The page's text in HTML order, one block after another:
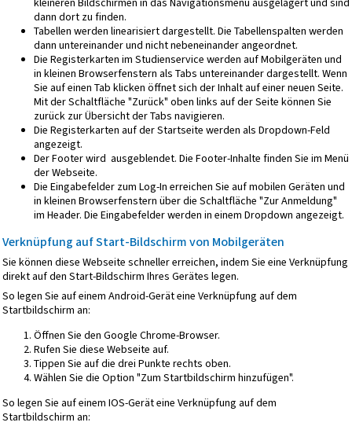
kleineren Bildschirmen in das Navigationsmenü ausgelagert und sind
dann dort zu finden.
Tabellen werden linearisiert dargestellt. Die Tabellenspalten werden
dann untereinander und nicht nebeneinander angeordnet.
Die Registerkarten im Studienservice werden auf Mobilgeräten und
in kleinen Browserfenstern als Tabs untereinander dargestellt. Wenn
Sie auf einen Tab klicken öffnet sich der Inhalt auf einer neuen Seite.
Mit der Schaltfläche "Zurück" oben links auf der Seite können Sie
zurück zur Übersicht der Tabs navigieren.
Die Registerkarten auf der Startseite werden als Dropdown-Feld
angezeigt.
Der Footer wird ausgeblendet. Die Footer-Inhalte finden Sie im Menü
der Webseite.
Die Eingabefelder zum Log-In erreichen Sie auf mobilen Geräten und
in kleinen Browserfenstern über die Schaltfläche "Zur Anmeldung"
im Header. Die Eingabefelder werden in einem Dropdown angezeigt.
Verknüpfung auf Start-Bildschirm von Mobilgeräten
Sie können diese Webseite schneller erreichen, indem Sie eine Verknüpfung
direkt auf den Start-Bildschirm Ihres Gerätes legen.
So legen Sie auf einem Android-Gerät eine Verknüpfung auf dem
Startbildschirm an:
Öffnen Sie den Google Chrome-Browser.
Rufen Sie diese Webseite auf.
Tippen Sie auf die drei Punkte rechts oben.
Wählen Sie die Option "Zum Startbildschirm hinzufügen".
So legen Sie auf einem IOS-Gerät eine Verknüpfung auf dem
Startbildschirm an: